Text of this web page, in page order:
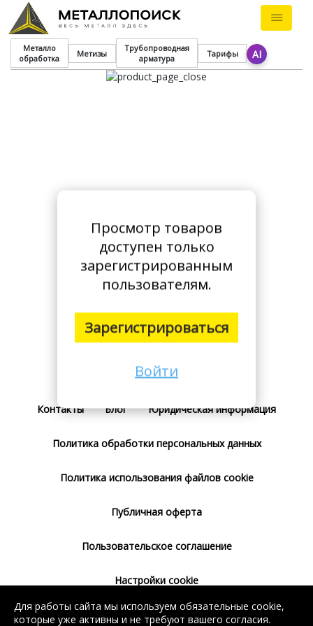
Металло
обработка
Метизы
Трубопроводная
арматура
Тарифы AI
Просмотр товаров
доступен только
зарегистрированным
пользователям.
Зарегистрироваться
Войти
Тарифы
Контакты Блог Юридическая информация
Политика обработки персональных данных
Политика использования файлов cookie
Публичная оферта
Пользовательское соглашение
Настройки cookie
Согласие на использование сервиса
Для работы сайта мы используем обязательные cookie,
которые уже активны и не требуют вашего согласия.